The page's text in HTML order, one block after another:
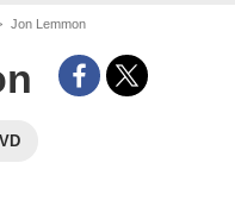
Jon Lemmon